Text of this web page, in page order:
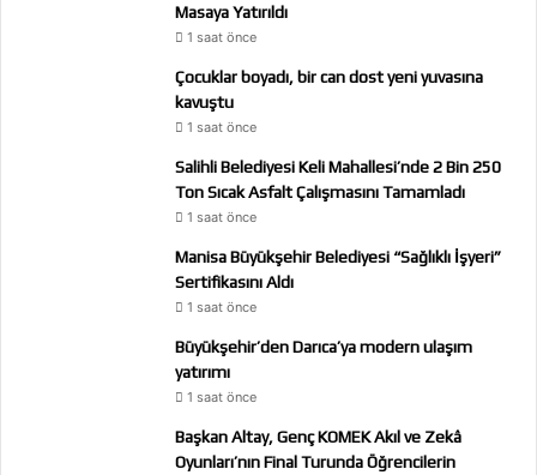
Masaya Yatırıldı
1 saat önce
Çocuklar boyadı, bir can dost yeni yuvasına
kavuştu
1 saat önce
Salihli Belediyesi Keli Mahallesi’nde 2 Bin 250
Ton Sıcak Asfalt Çalışmasını Tamamladı
1 saat önce
Manisa Büyükşehir Belediyesi “Sağlıklı İşyeri”
Sertifikasını Aldı
1 saat önce
Büyükşehir’den Darıca’ya modern ulaşım
yatırımı
1 saat önce
Başkan Altay, Genç KOMEK Akıl ve Zekâ
Oyunları’nın Final Turunda Öğrencilerin